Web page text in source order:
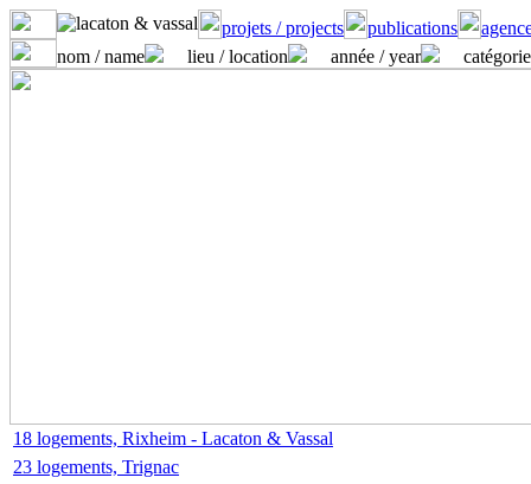
projets / projects publications
nom / name
lieu / location année / year
18 logements, Rixheim - Lacaton & Vassal
23 logements, Trignac